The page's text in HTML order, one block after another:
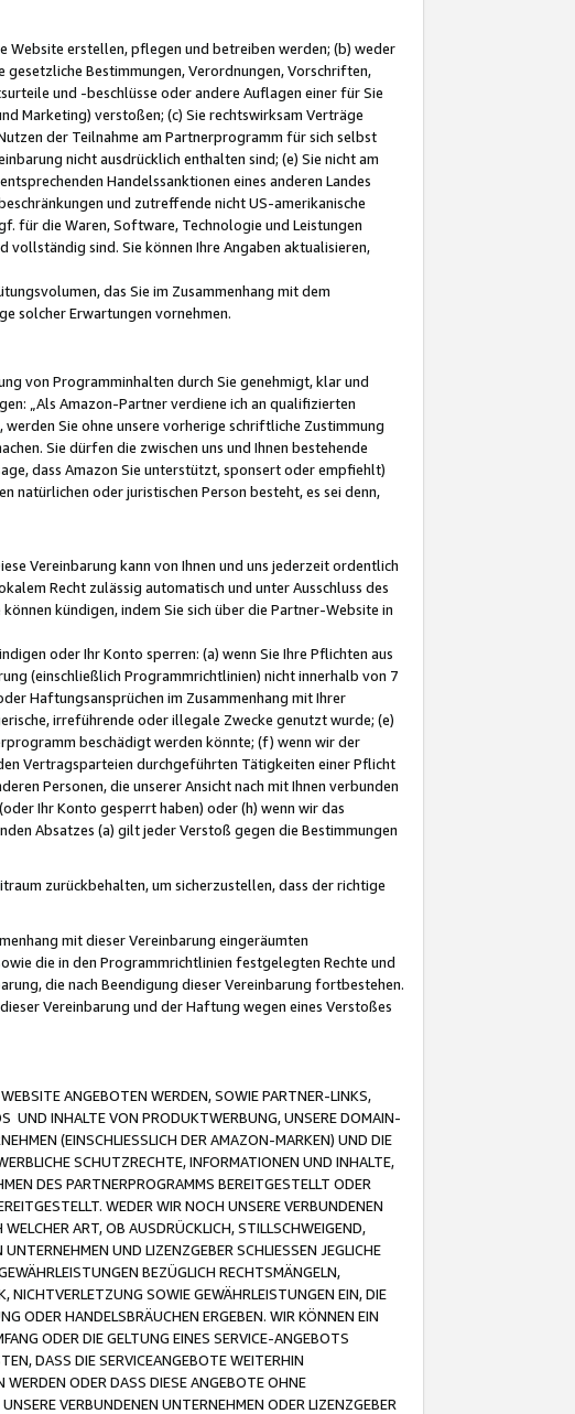
Website erstellen, pflegen und betreiben werden; (b) weder
Bestimmungen, Verordnungen, Vorschriften,
und -beschlüsse oder andere Auflagen einer für Sie
Marketing) verstoßen; (c) Sie rechtswirksam Verträge
der Teilnahme am Partnerprogramm für sich selbst
nicht ausdrücklich enthalten sind; (e) Sie nicht am
Handelssanktionen eines anderen Landes
und zutreffende nicht US-amerikanische
für die Waren, Software, Technologie und Leistungen
vollständig sind. Sie können Ihre Angaben aktualisieren,
das Sie im Zusammenhang mit dem
solcher Erwartungen vornehmen.
von Programminhalten durch Sie genehmigt, klar und
„Als Amazon-Partner verdiene ich an qualifizierten
Sie ohne unsere vorherige schriftliche Zustimmung
Sie dürfen die zwischen uns und Ihnen bestehende
dass Amazon Sie unterstützt, sponsert oder empfiehlt)
natürlichen oder juristischen Person besteht, es sei denn,
Vereinbarung kann von Ihnen und uns jederzeit ordentlich
Recht zulässig automatisch und unter Ausschluss des
kündigen, indem Sie sich über die Partner-Website in
oder Ihr Konto sperren: (a) wenn Sie Ihre Pflichten aus
(einschließlich Programmrichtlinien) nicht innerhalb von 7
Haftungsansprüchen im Zusammenhang mit Ihrer
irreführende oder illegale Zwecke genutzt wurde; (e)
beschädigt werden könnte; (f) wenn wir der
Vertragsparteien durchgeführten Tätigkeiten einer Pflicht
Personen, die unserer Ansicht nach mit Ihnen verbunden
Ihr Konto gesperrt haben) oder (h) wenn wir das
Absatzes (a) gilt jeder Verstoß gegen die Bestimmungen
zurückbehalten, um sicherzustellen, dass der richtige
mit dieser Vereinbarung eingeräumten
die in den Programmrichtlinien festgelegten Rechte und
die nach Beendigung dieser Vereinbarung fortbestehen.
Vereinbarung und der Haftung wegen eines Verstoßes
ANGEBOTEN WERDEN, SOWIE PARTNER-LINKS,
UND INHALTE VON PRODUKTWERBUNG, UNSERE DOMAIN-
(EINSCHLIESSLICH DER AMAZON-MARKEN) UND DIE
SCHUTZRECHTE, INFORMATIONEN UND INHALTE,
DES PARTNERPROGRAMMS BEREITGESTELLT ODER
WEDER WIR NOCH UNSERE VERBUNDENEN
ART, OB AUSDRÜCKLICH, STILLSCHWEIGEND,
UND LIZENZGEBER SCHLIESSEN JEGLICHE
BEZÜGLICH RECHTSMÄNGELN,
NICHTVERLETZUNG SOWIE GEWÄHRLEISTUNGEN EIN, DIE
ODER HANDELSBRÄUCHEN ERGEBEN. WIR KÖNNEN EIN
ODER DIE GELTUNG EINES SERVICE-ANGEBOTS
DASS DIE SERVICEANGEBOTE WEITERHIN
ODER DASS DIESE ANGEBOTE OHNE
VERBUNDENEN UNTERNEHMEN ODER LIZENZGEBER